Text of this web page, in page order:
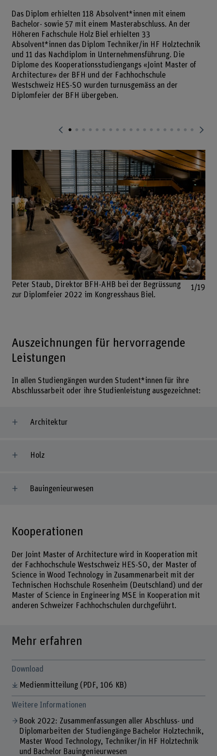
Das Diplom erhielten 118 Absolvent*innen mit einem
Bachelor- sowie 57 mit einem Masterabschluss. An der
Höheren Fachschule Holz Biel erhielten 33
Absolvent*innen das Diplom Techniker/in HF Holztechnik
und 11 das Nachdiplom in Unternehmensführung. Die
Diplome des Kooperationsstudiengangs «Joint Master of
Architecture» der BFH und der Fachhochschule
Westschweiz HES-SO wurden turnusgemäss an der
Diplomfeier der BFH übergeben.
Bild
Peter Staub, Direktor BFH-AHB bei der Begrüssung
zur Diplomfeier 2022 im Kongresshaus Biel.
1/19
Auszeichnungen für hervorragende
Leistungen
In allen Studiengängen wurden Student*innen für ihre
Abschlussarbeit oder ihre Studienleistung ausgezeichnet:
Architektur
Holz
Bauingenieurwesen
Kooperationen
Der Joint Master of Architecture wird in Kooperation mit
der Fachhochschule Westschweiz HES-SO, der Master of
Science in Wood Technology in Zusammenarbeit mit der
Technischen Hochschule Rosenheim (Deutschland) und der
Master of Science in Engineering MSE in Kooperation mit
anderen Schweizer Fachhochschulen durchgeführt.
Mehr erfahren
Download
Medienmitteilung (PDF, 106 KB)
Weitere Informationen
Book 2022: Zusammenfassungen aller Abschluss- und
Diplomarbeiten der Studiengänge Bachelor Holztechnik,
Master Wood Technology, Techniker/in HF Holztechnik
und Bachelor Bauingenieurwesen